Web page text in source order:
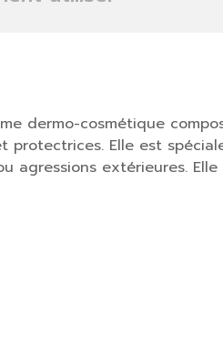
dermo-cosmétique
Elle est
agressions extérieures.